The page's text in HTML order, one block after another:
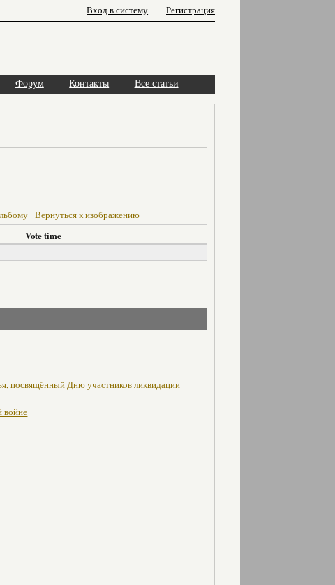
Вход в систему Регистрация
Форум Контакты Все статьи
Вернуться к изображению
Vote time
посвящённый Дню участников ликвидации
войне